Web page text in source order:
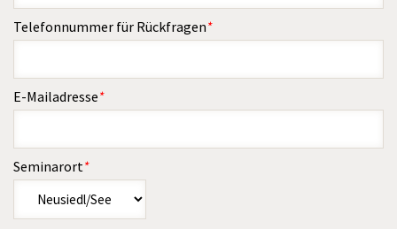
Telefonnummer für Rückfragen*
E-Mailadresse*
Seminarort*